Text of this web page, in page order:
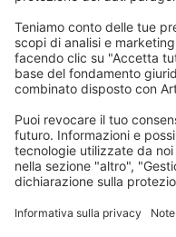
Facciamo parte del Gruppo
DERTOUR Group. Questo
turistici in Europa.
© 2026A-ROSA Hotels
Stampa
Protezione dei dati